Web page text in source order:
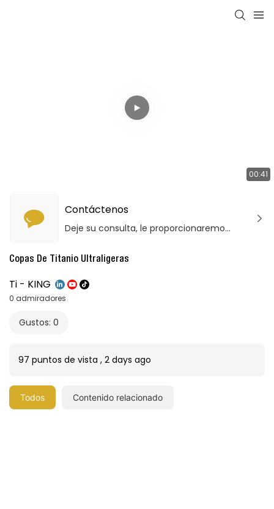
00:41
Contáctenos
Deje su consulta, le proporcionaremos productos y servicios de calidad.
Copas De Titanio Ultraligeras
Ti - KING
0 admiradores
Gustos: 0
97 puntos de vista , 2 days ago
Todos Contenido relacionado